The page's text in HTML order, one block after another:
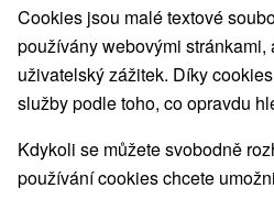
8,9 vynikající·119 recenzí
Cookies jsou malé textové
používány webovými stránkami,
uživatelský zážitek. Díky
služby podle toho, co opravdu
Kdykoli se můžete svobodně
používání cookies chcete